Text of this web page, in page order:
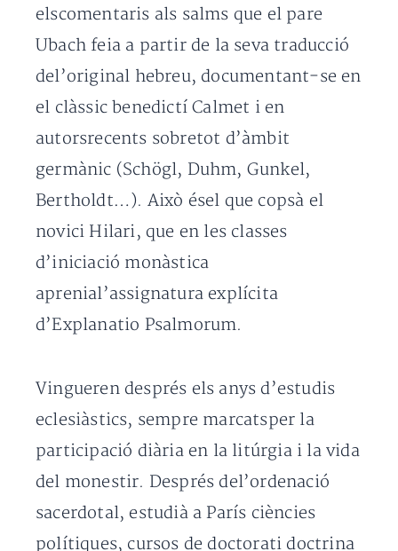
elscomentaris als salms que el pare
Ubach feia a partir de la seva traducció
del’original hebreu, documentant-se en
el clàssic benedictí Calmet i en
autorsrecents sobretot d’àmbit
germànic (Schögl, Duhm, Gunkel,
Bertholdt…). Això ésel que copsà el
novici Hilari, que en les classes
d’iniciació monàstica
aprenial’assignatura explícita
d’Explanatio Psalmorum.
Vingueren després els anys d’estudis
eclesiàstics, sempre marcatsper la
participació diària en la litúrgia i la vida
del monestir. Després del’ordenació
sacerdotal, estudià a París ciències
polítiques, cursos de doctorati doctrina